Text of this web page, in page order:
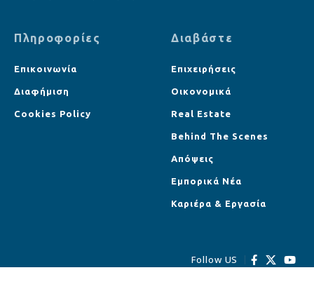
Πληροφορίες
Επικοινωνία
Διαφήμιση
Cookies Policy
Διαβάστε
Επιχειρήσεις
Οικονομικά
Real Estate
Behind The Scenes
Απόψεις
Εμπορικά Νέα
Καριέρα & Εργασία
Follow US